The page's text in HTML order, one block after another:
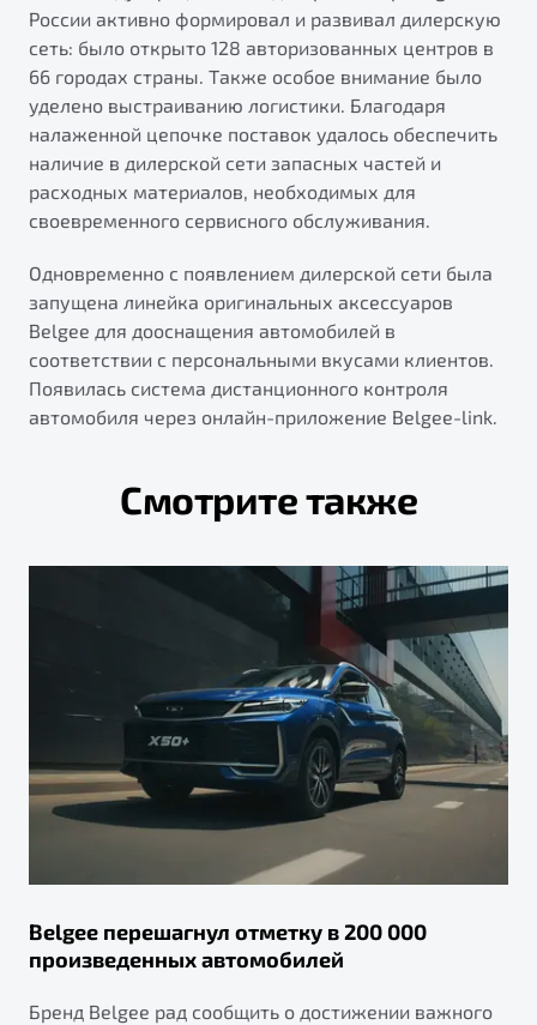
России активно формировал и развивал дилерскую
сеть: было открыто 128 авторизованных центров в
66 городах страны. Также особое внимание было
уделено выстраиванию логистики. Благодаря
налаженной цепочке поставок удалось обеспечить
наличие в дилерской сети запасных частей и
расходных материалов, необходимых для
своевременного сервисного обслуживания.
Одновременно с появлением дилерской сети была
запущена линейка оригинальных аксессуаров
Belgee для дооснащения автомобилей в
соответствии с персональными вкусами клиентов.
Появилась система дистанционного контроля
автомобиля через онлайн-приложение Belgee-link.
Смотрите также
Belgee перешагнул отметку в 200 000
произведенных автомобилей
Бренд Belgee рад сообщить о достижении важного